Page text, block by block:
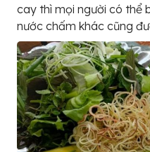
cay thì mọi người có thể
nước chấm khác cũng